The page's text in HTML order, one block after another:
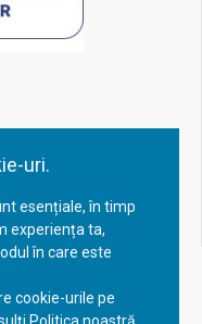
uri.
esențiale, în timp
experiența ta,
în care este
cookie-urile pe